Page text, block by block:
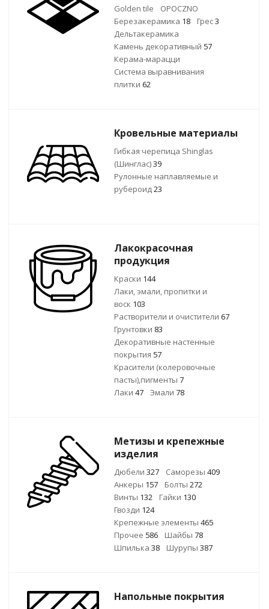
Golden tile
OPOCZNO
Березакерамика 18 Грес3
Дельтакерамика
Камень декоративный 57
Керама-марацци
Система выравнивания
плитки 62
Кровельные материалы
Гибкая черепица Shinglas
(Шинглас)39
Рулонные наплавляемые и
рубероид23
Лакокрасочная
продукция
Краски 144
Лаки, эмали, пропитки и
воск 103
Растворители и очистители 67
Грунтовки 83
Декоративные настенные
покрытия 57
Красители (колеровочные
пасты),пигменты 7
Лаки 47 Эмали 78
Метизы и крепежные
изделия
Дюбели 327 Саморезы 409
Анкеры 157 Болты 272
Винты 132 Гайки 130
Гвозди 124
Крепежные элементы 465
Прочее 586 Шайбы 78
Шпилька 38 Шурупы 387
Напольные покрытия